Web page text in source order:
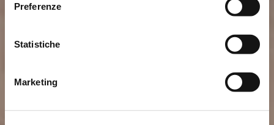
Preferenze
Statistiche
Marketing
Magazine
Contact us